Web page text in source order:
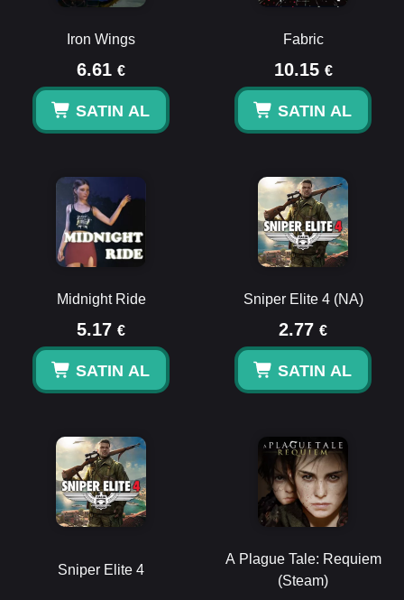
Iron Wings
6.61 €
SATIN AL
Fabric
10.15 €
SATIN AL
Midnight Ride
5.17 €
SATIN AL
Sniper Elite 4 (NA)
2.77 €
SATIN AL
Sniper Elite 4
A Plague Tale: Requiem
(Steam)